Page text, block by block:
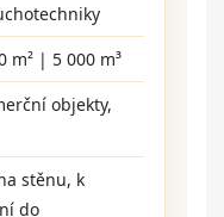
m² | 5 000 m³
objekty,
stěnu, k
do